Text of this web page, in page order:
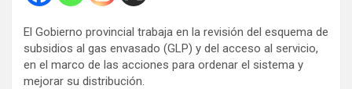
El Gobierno provincial trabaja en la revisión del esquema de
subsidios al gas envasado (GLP) y del acceso al servicio,
en el marco de las acciones para ordenar el sistema y
mejorar su distribución.